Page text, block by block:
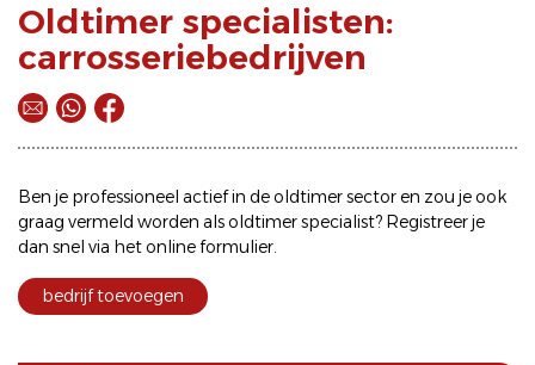
Oldtimer specialisten:
carrosseriebedrijven
Ben je professioneel actief in de oldtimer sector en zou je ook
graag vermeld worden als oldtimer specialist? Registreer je
dan snel via hetonline formulier.
bedrijf toevoegen